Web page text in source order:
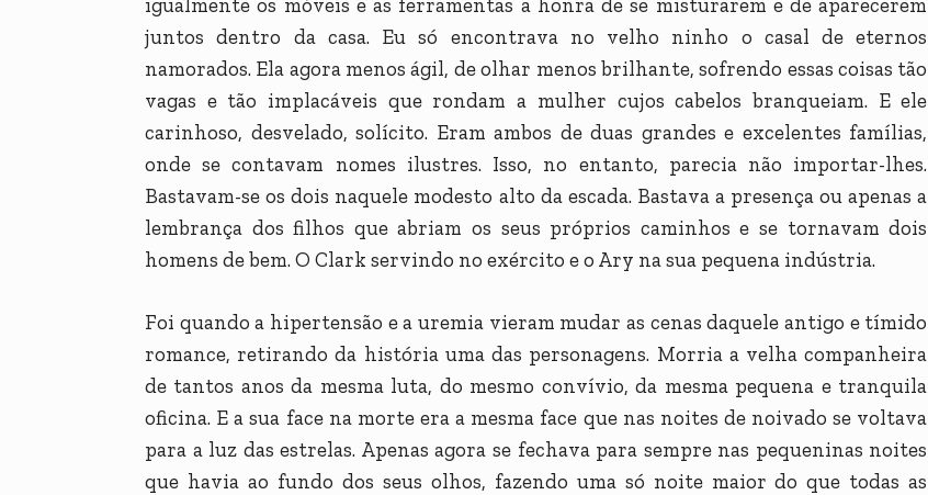
juntos dentro da casa. Eu só encontrava no velho ninho o casal de eternos
namorados. Ela agora menos ágil, de olhar menos brilhante, sofrendo essas coisas tão
vagas e tão implacáveis que rondam a mulher cujos cabelos branqueiam. E ele
carinhoso, desvelado, solícito. Eram ambos de duas grandes e excelentes famílias,
onde se contavam nomes ilustres. Isso, no entanto, parecia não importar-lhes.
Bastavam-se os dois naquele modesto alto da escada. Bastava a presença ou apenas a
lembrança dos filhos que abriam os seus próprios caminhos e se tornavam dois
homens de bem. O Clark servindo no exército e o Ary na sua pequena indústria.
Foi quando a hipertensão e a uremia vieram mudar as cenas daquele antigo e tímido
romance, retirando da história uma das personagens. Morria a velha companheira
de tantos anos da mesma luta, do mesmo convívio, da mesma pequena e tranquila
oficina. E a sua face na morte era a mesma face que nas noites de noivado se voltava
para a luz das estrelas. Apenas agora se fechava para sempre nas pequeninas noites
que havia ao fundo dos seus olhos, fazendo uma só noite maior do que todas as